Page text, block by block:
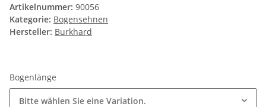
Artikelnummer: 90056
Kategorie: Bogensehnen
Hersteller: Burkhard
Bogenlänge
Bitte wählen Sie eine Variation.